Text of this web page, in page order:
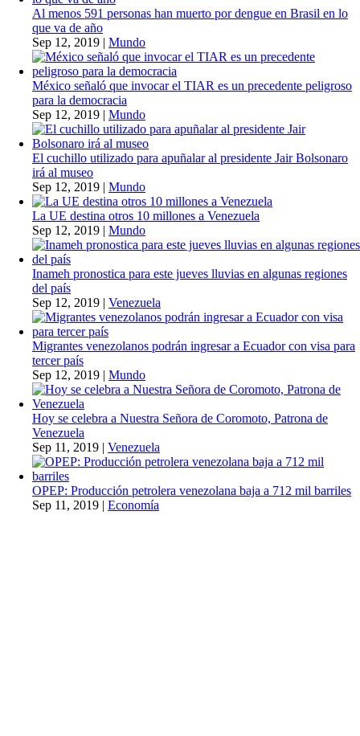
Al menos 591 personas han muerto por dengue en Brasil en lo
que va de año
Sep 12, 2019 | Mundo
México señaló que invocar el TIAR es un precedente peligroso
para la democracia
Sep 12, 2019 | Mundo
El cuchillo utilizado para apuñalar al presidente Jair Bolsonaro
irá al museo
Sep 12, 2019 | Mundo
La UE destina otros 10 millones a Venezuela
Sep 12, 2019 | Mundo
Inameh pronostica para este jueves lluvias en algunas regiones
del país
Sep 12, 2019 | Venezuela
Migrantes venezolanos podrán ingresar a Ecuador con visa para
tercer país
Sep 12, 2019 | Mundo
Hoy se celebra a Nuestra Señora de Coromoto, Patrona de
Venezuela
Sep 11, 2019 | Venezuela
OPEP: Producción petrolera venezolana baja a 712 mil barriles
Sep 11, 2019 | Economía